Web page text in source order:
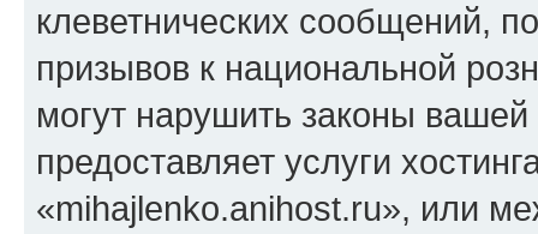
клеветнических сообщений,
призывов к национальной
могут нарушить законы
предоставляет услуги
«mihajlenko.anihost.ru», или